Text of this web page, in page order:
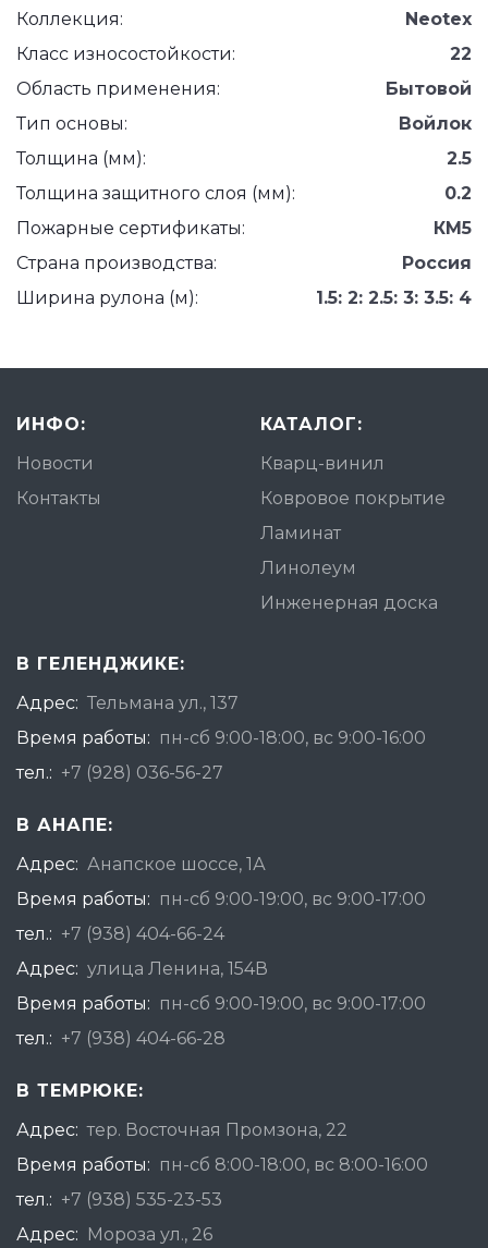
Коллекция:
Neotex
Класс износостойкости:
22
Область применения:
Бытовой
Тип основы:
Войлок
Толщина (мм):
2.5
Толщина защитного слоя (мм):
0.2
Пожарные сертификаты:
КМ5
Страна производства:
Россия
Ширина рулона (м):
1.5: 2: 2.5: 3: 3.5: 4
ИНФО:
Новости
Контакты
КАТАЛОГ:
Кварц-винил
Ковровое покрытие
Ламинат
Линолеум
Инженерная доска
В ГЕЛЕНДЖИКЕ:
Адрес: Тельмана ул., 137
Время работы: пн-сб 9:00-18:00, вс 9:00-16:00
тел.: +7 (928) 036-56-27
В АНАПЕ:
Адрес: Анапское шоссе, 1А
Время работы: пн-сб 9:00-19:00, вс 9:00-17:00
тел.: +7 (938) 404-66-24
Адрес: улица Ленина, 154В
Время работы: пн-сб 9:00-19:00, вс 9:00-17:00
тел.: +7 (938) 404-66-28
В ТЕМРЮКЕ:
Адрес: тер. Восточная Промзона, 22
Время работы: пн-сб 8:00-18:00, вс 8:00-16:00
тел.: +7 (938) 535-23-53
Адрес: Мороза ул., 26